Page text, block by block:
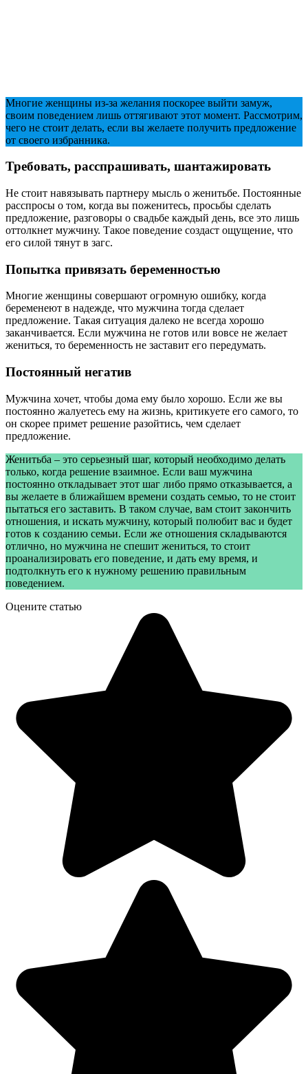
Многие женщины из-за желания поскорее выйти замуж,
своим поведением лишь оттягивают этот момент. Рассмотрим,
чего не стоит делать, если вы желаете получить предложение
от своего избранника.
Требовать, расспрашивать, шантажировать
Не стоит навязывать партнеру мысль о женитьбе. Постоянные
расспросы о том, когда вы поженитесь, просьбы сделать
предложение, разговоры о свадьбе каждый день, все это лишь
оттолкнет мужчину. Такое поведение создаст ощущение, что
его силой тянут в загс.
Попытка привязать беременностью
Многие женщины совершают огромную ошибку, когда
беременеют в надежде, что мужчина тогда сделает
предложение. Такая ситуация далеко не всегда хорошо
заканчивается. Если мужчина не готов или вовсе не желает
жениться, то беременность не заставит его передумать.
Постоянный негатив
Мужчина хочет, чтобы дома ему было хорошо. Если же вы
постоянно жалуетесь ему на жизнь, критикуете его самого, то
он скорее примет решение разойтись, чем сделает
предложение.
Женитьба – это серьезный шаг, который необходимо делать
только, когда решение взаимное. Если ваш мужчина
постоянно откладывает этот шаг либо прямо отказывается, а
вы желаете в ближайшем времени создать семью, то не стоит
пытаться его заставить. В таком случае, вам стоит закончить
отношения, и искать мужчину, который полюбит вас и будет
готов к созданию семьи. Если же отношения складываются
отлично, но мужчина не спешит жениться, то стоит
проанализировать его поведение, и дать ему время, и
подтолкнуть его к нужному решению правильным
поведением.
Оцените статью